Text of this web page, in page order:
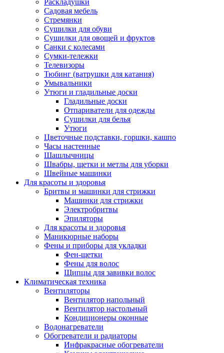
Раскладушки
Садовая мебель
Стремянки
Сушилки для обуви
Сушилки для овощей и фруктов
Санки с колесами
Сумки-тележки
Телевизоры
Тюбинг (ватрушки для катания)
Умывальники
Утюги и гладильные доски
Гладильные доски
Отпариватели для одежды
Сушилки для белья
Утюги
Цветочные подставки, горшки, кашпо
Часы настенные
Шашлычницы
Швабры, щетки и метлы для уборки
Швейные машинки
Для красоты и здоровья
Бритвы и машинки для стрижки
Машинки для стрижки
Электробритвы
Эпиляторы
Для красоты и здоровья
Маникюрные наборы
Фены и приборы для укладки
Фен-щетки
Фены для волос
Щипцы для завивки волос
Климатическая техника
Вентиляторы
Вентилятор напольный
Вентилятор настольный
Кондиционеры оконные
Водонагреватели
Обогреватели и радиаторы
Инфракрасные обогреватели